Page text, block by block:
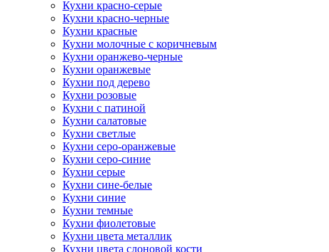
Кухни красно-серые
Кухни красно-черные
Кухни красные
Кухни молочные с коричневым
Кухни оранжево-черные
Кухни оранжевые
Кухни под дерево
Кухни розовые
Кухни с патиной
Кухни салатовые
Кухни светлые
Кухни серо-оранжевые
Кухни серо-синие
Кухни серые
Кухни сине-белые
Кухни синие
Кухни темные
Кухни фиолетовые
Кухни цвета металлик
Кухни цвета слоновой кости